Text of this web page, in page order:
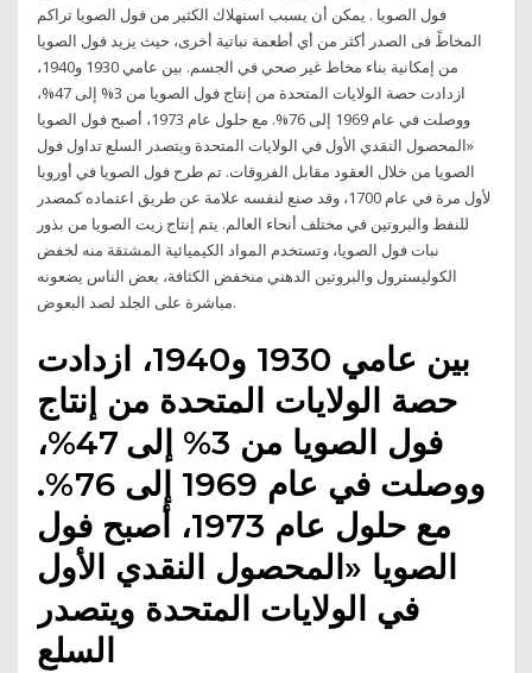
فول الصويا . يمكن أن يسبب استهلاك الكثير من فول الصويا تراكم
المخاطً فى الصدر أكثر من أي أطعمة نباتية أخرى، حيث يزيد فول الصويا
من إمكانية بناء مخاط غير صحي في الجسم. بين عامي 1930 و1940،
ازدادت حصة الولايات المتحدة من إنتاج فول الصويا من 3% إلى 47%،
ووصلت في عام 1969 إلى 76%. مع حلول عام 1973، أصبح فول الصويا
«المحصول النقدي الأول في الولايات المتحدة ويتصدر السلع تداول فول
الصويا من خلال العقود مقابل الفروقات. تم طرح فول الصويا في أوروبا
لأول مرة في عام 1700، وقد صنع لنفسه علامة عن طريق اعتماده كمصدر
للنفط والبروتين في مختلف أنحاء العالم. يتم إنتاج زيت الصويا من بذور
نبات فول الصويا، وتستخدم المواد الكيميائية المشتقة منه لخفض
الكوليسترول والبروتين الدهني منخفض الكثافة، بعض الناس يضعونه
مباشرة على الجلد لصد البعوض.
بين عامي 1930 و1940، ازدادت
حصة الولايات المتحدة من إنتاج
فول الصويا من 3% إلى 47%،
ووصلت في عام 1969 إلى 76%.
مع حلول عام 1973، أصبح فول
الصويا «المحصول النقدي الأول
في الولايات المتحدة ويتصدر
السلع